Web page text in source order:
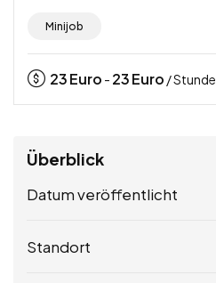
Minijob
23Euro - 23Euro / Stunde
Überblick
Datum veröffentlicht
Standort